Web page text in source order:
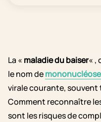
La « maladie du baiser« ,
le nom de
virale courante, souvent
Comment reconnaître
sont les risques de